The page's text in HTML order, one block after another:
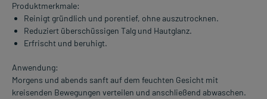
Produktmerkmale:
Reinigt gründlich und porentief, ohne auszutrocknen.
Reduziert überschüssigen Talg und Hautglanz.
Erfrischt und beruhigt.
Anwendung:
Morgens und abends sanft auf dem feuchten Gesicht mit
kreisenden Bewegungen verteilen und anschließend abwaschen.